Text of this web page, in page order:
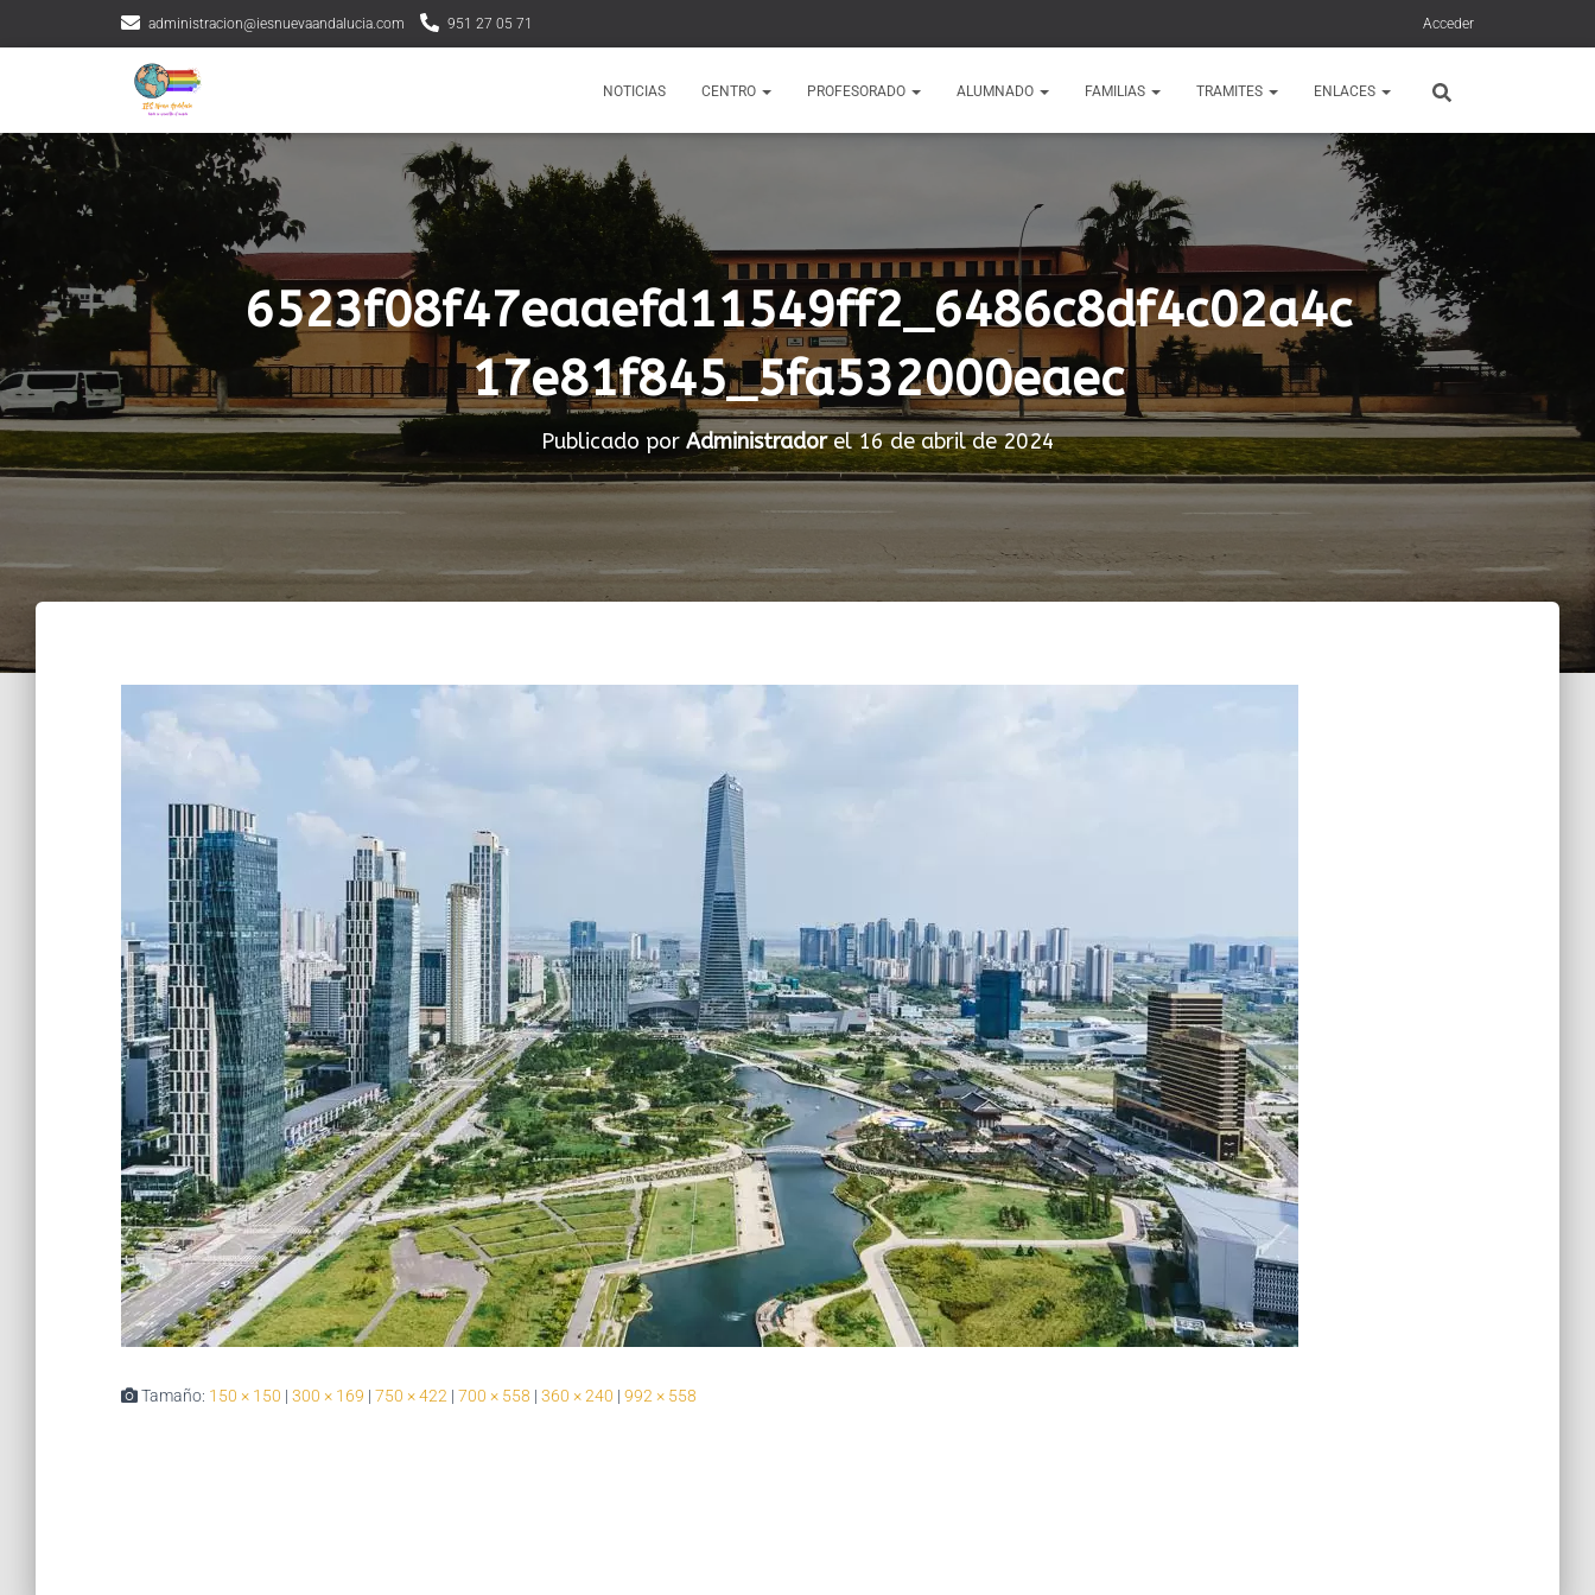
Acceder
administracion@iesnuevaandalucia.com 951 27 05 71
NOTICIAS CENTRO PROFESORADO ALUMNADO FAMILIAS TRAMITES ENLACES
6523f08f47eaaefd11549ff2_6486c8df4c02a4c
17e81f845_5fa532000eaec
Publicado por Administradorel16 de abril de 2024
Tamaño: 150 × 150 | 300 × 169 | 750 × 422 | 700 × 558 | 360 × 240 | 992 × 558